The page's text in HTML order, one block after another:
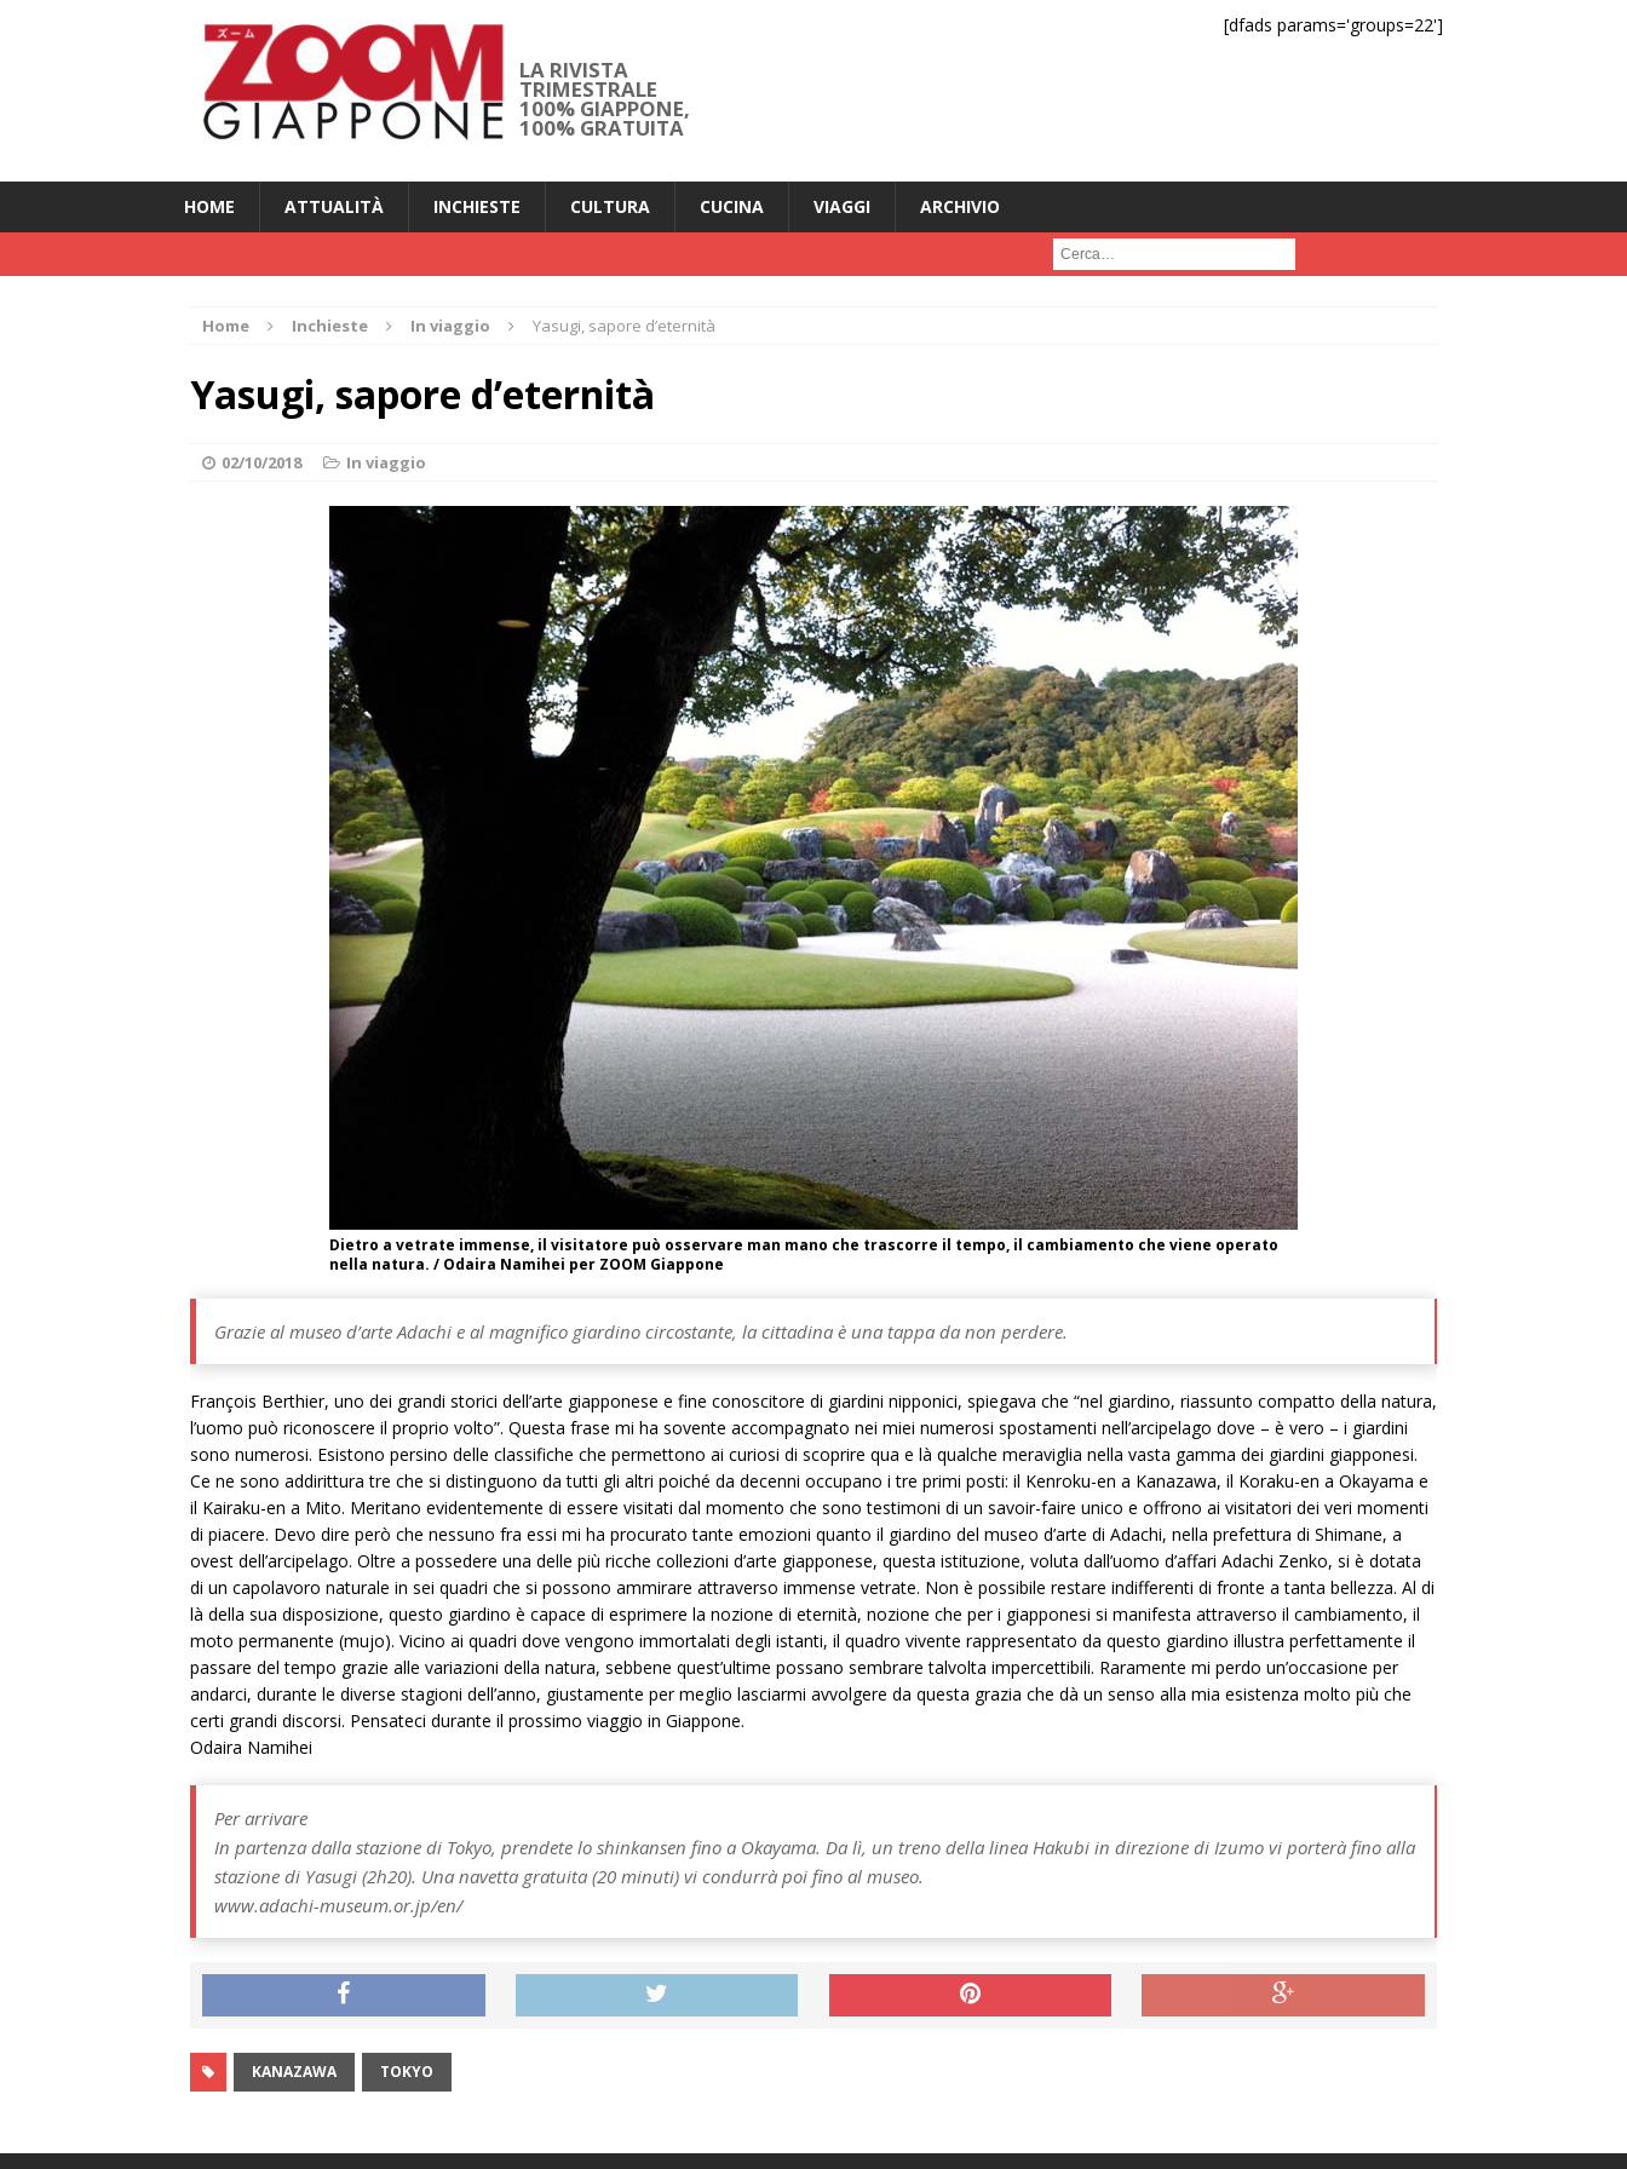
LA RIVISTA
TRIMESTRALE
100% GIAPPONE,
100% GRATUITA
[dfads params='groups=22']
HOME ATTUALITÀ INCHIESTE CULTURA CUCINA VIAGGI
ARCHIVIO
Cerca :
Home Inchieste In viaggio Yasugi, sapore d’eternità
Yasugi, sapore d’eternità
02/10/2018 In viaggio
Dietro a vetrate immense, il visitatore può osservare man mano che trascorre il tempo, il cambiamento che viene operato
nella natura. / Odaira Namihei per ZOOM Giappone
Grazie al museo d’arte Adachi e al magnifico giardino circostante, la cittadina è una tappa da non perdere.
François Berthier, uno dei grandi storici dell’arte giapponese e fine conoscitore di giardini nipponici, spiegava che “nel giardino, riassunto compatto della natura,
l’uomo può riconoscere il proprio volto”. Questa frase mi ha sovente accompagnato nei miei numerosi spostamenti nell’arcipelago dove – è vero – i giardini
sono numerosi. Esistono persino delle classifiche che permettono ai curiosi di scoprire qua e là qualche meraviglia nella vasta gamma dei giardini giapponesi.
Ce ne sono addirittura tre che si distinguono da tutti gli altri poiché da decenni occupano i tre primi posti: il Kenroku-en a Kanazawa, il Koraku-en a Okayama e
il Kairaku-en a Mito. Meritano evidentemente di essere visitati dal momento che sono testimoni di un savoir-faire unico e offrono ai visitatori dei veri momenti
di piacere. Devo dire però che nessuno fra essi mi ha procurato tante emozioni quanto il giardino del museo d’arte di Adachi, nella prefettura di Shimane, a
ovest dell’arcipelago. Oltre a possedere una delle più ricche collezioni d’arte giapponese, questa istituzione, voluta dall’uomo d’affari Adachi Zenko, si è dotata
di un capolavoro naturale in sei quadri che si possono ammirare attraverso immense vetrate. Non è possibile restare indifferenti di fronte a tanta bellezza. Al di
là della sua disposizione, questo giardino è capace di esprimere la nozione di eternità, nozione che per i giapponesi si manifesta attraverso il cambiamento, il
moto permanente (mujo). Vicino ai quadri dove vengono immortalati degli istanti, il quadro vivente rappresentato da questo giardino illustra perfettamente il
passare del tempo grazie alle variazioni della natura, sebbene quest’ultime possano sembrare talvolta impercettibili. Raramente mi perdo un’occasione per
andarci, durante le diverse stagioni dell’anno, giustamente per meglio lasciarmi avvolgere da questa grazia che dà un senso alla mia esistenza molto più che
certi grandi discorsi. Pensateci durante il prossimo viaggio in Giappone.
Odaira Namihei
Per arrivare
In partenza dalla stazione di Tokyo, prendete lo shinkansen fino a Okayama. Da lì, un treno della linea Hakubi in direzione di Izumo vi porterà fino alla
stazione di Yasugi (2h20). Una navetta gratuita (20 minuti) vi condurrà poi fino al museo.
www.adachi-museum.or.jp/en/
KANAZAWA TOKYO